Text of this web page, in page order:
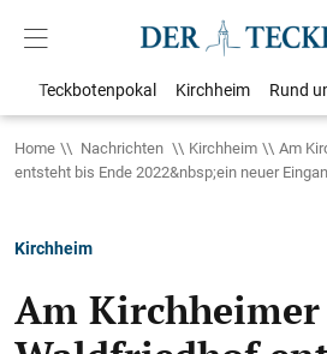
Teckbotenpokal Kirchheim Rund
Home Nachrichten Kirchheim
Am
entsteht bis Ende 2022&nbsp;ein neuer
Kirchheim
Am Kirchheimer